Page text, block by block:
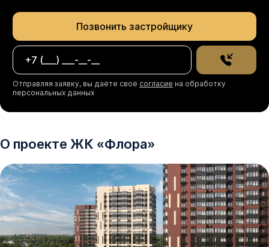
Позвонить застройщику
Отправляя заявку, вы даёте своё согласие на обработку
персональных данных
О проекте ЖК «Флора»